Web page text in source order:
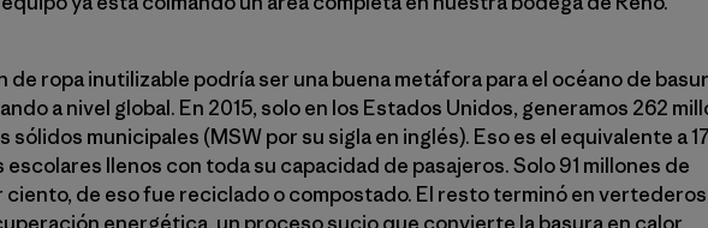
ropa inutilizable podría ser una buena metáfora para el océano de
a nivel global. En 2015, solo en los Estados Unidos, generamos 262
municipales (MSW por su sigla en inglés). Eso es el equivalente a
llenos con toda su capacidad de pasajeros. Solo 91 millones de
ciento, de eso fue reciclado o compostado. El resto terminó en